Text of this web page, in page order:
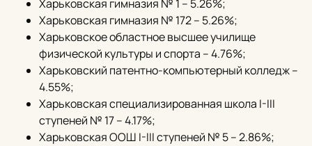
Харьковская гимназия № 1 – 5.26%;
Харьковская гимназия № 172 – 5.26%;
Харьковское областное высшее училище
физической культуры и спорта – 4.76%;
Харьковский патентно-компьютерный колледж –
4.55%;
Харьковская специализированная школа I-III
ступеней № 17 – 4.17%;
Харьковская ООШ I-III ступеней № 5 – 2.86%;